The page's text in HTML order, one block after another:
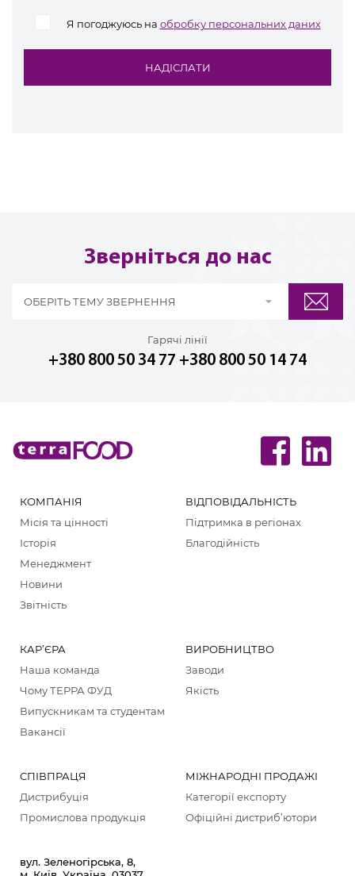
Я погоджуюсь на обробку персональних даних
Зверніться до нас
ОБЕРІТЬ ТЕМУ ЗВЕРНЕННЯ
Гарячі лінії
+380 800 50 34 77 +380 800 50 14 74
КОМПАНІЯ
Місія та цінності
Історія
Менеджмент
Новини
Звітність
ВІДПОВІДАЛЬНІСТЬ
Підтримка в регіонах
Благодійність
КАР’ЄРА
Наша команда
Чому ТЕРРА ФУД
Випускникам та студентам
Вакансії
ВИРОБНИЦТВО
Заводи
Якість
СПІВПРАЦЯ
Дистрибуція
Промислова продукція
МІЖНАРОДНІ ПРОДАЖІ
Категорії екcпорту
Офіційні дистриб’ютори
вул. Зеленогірська, 8,